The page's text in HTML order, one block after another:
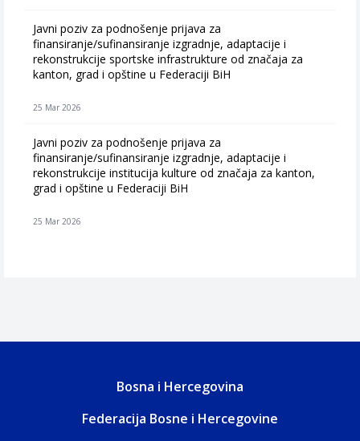
Javni poziv za podnošenje prijava za
finansiranje/sufinansiranje izgradnje, adaptacije i
rekonstrukcije sportske infrastrukture od značaja za
kanton, grad i opštine u Federaciji BiH
25 Mar 2026
Javni poziv za podnošenje prijava za
finansiranje/sufinansiranje izgradnje, adaptacije i
rekonstrukcije institucija kulture od značaja za kanton,
grad i opštine u Federaciji BiH
25 Mar 2026
Bosna i Hercegovina
Federacija Bosne i Hercegovine